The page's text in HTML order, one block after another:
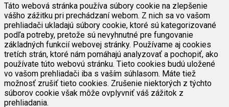
Táto webová stránka používa súbory cookie na zlepšenie
vášho zážitku pri prechádzaní webom. Z nich sa vo vašom
prehliadači ukladajú súbory cookie, ktoré sú kategorizované
podľa potreby, pretože sú nevyhnutné pre fungovanie
základných funkcií webovej stránky. Používame aj cookies
tretích strán, ktoré nám pomáhajú analyzovať a pochopiť, ako
používate túto webovú stránku. Tieto cookies budú uložené
vo vašom prehliadači iba s vaším súhlasom. Máte tiež
možnosť zrušiť tieto cookies. Zrušenie niektorých z týchto
súborov cookie však môže ovplyvniť váš zážitok z
prehliadania.